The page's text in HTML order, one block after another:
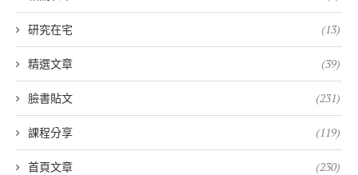
研究在宅 (13)
精選文章 (39)
臉書貼文 (231)
課程分享 (119)
首頁文章 (230)